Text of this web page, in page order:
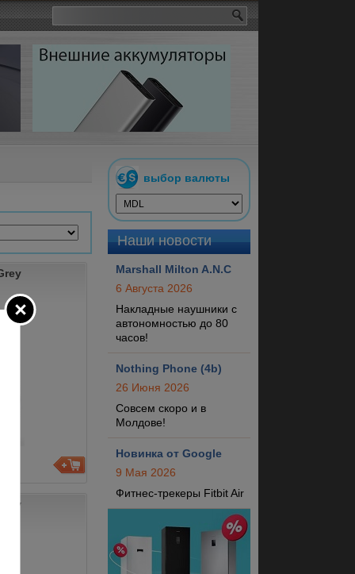
выбор валюты
Наши новости
Marshall Milton A.N.C
6 Августа 2026
Накладные наушники с
автономностью до 80
часов!
Nothing Phone (4b)
26 Июня 2026
Совсем скоро и в
Молдове!
Новинка от Google
9 Мая 2026
Фитнес-трекеры Fitbit Air